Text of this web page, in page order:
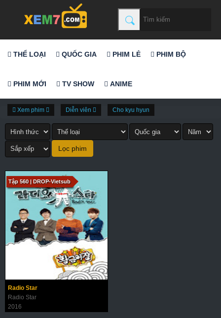
THỂ LOẠI QUỐC GIA PHIM LẺ PHIM BỘ
PHIM MỚI TV SHOW ANIME
Xem phim Diễn viên Cho kyu hyun
Tập 560 | DROP-Vietsub
Radio Star
Radio Star
2016